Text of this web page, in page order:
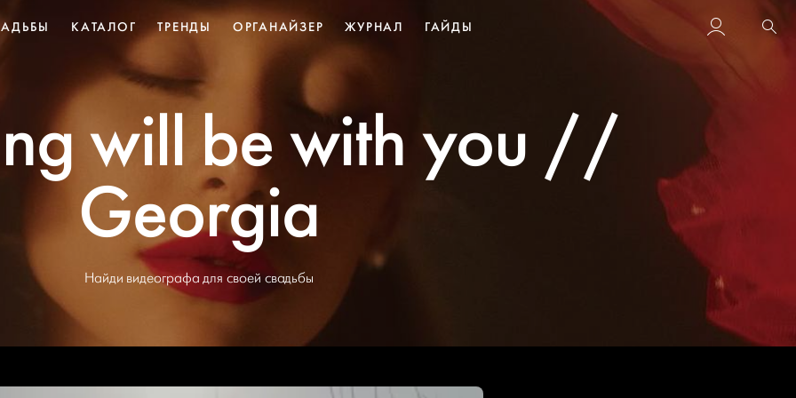
КАТАЛОГ ТРЕНДЫ ОРГАНАЙЗЕР ЖУРНАЛ ГАЙДЫ
will be with you //
Georgia
Найди видеографа для своей свадьбы